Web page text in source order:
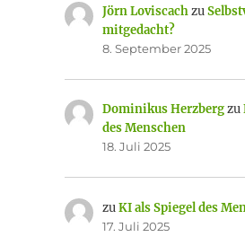
Jörn Loviscachzu
mitgedacht?
8. September 2025
Dominikus Herzbergzu
des Menschen
18. Juli 2025
zuKI als Spiegel des
17. Juli 2025